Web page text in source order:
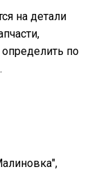
на детали
по